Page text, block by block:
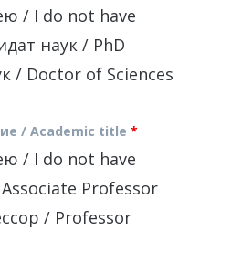
/ I do not have
наук / PhD
/ Doctor of Sciences
/ Academic title *
/ I do not have
Professor
/ Professor